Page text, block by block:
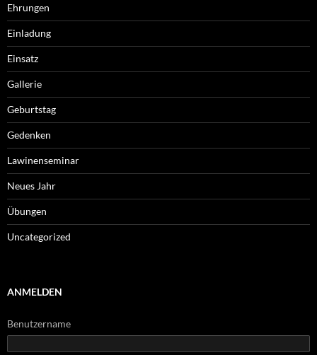
Ehrungen
Einladung
Einsatz
Gallerie
Geburtstag
Gedenken
Lawinenseminar
Neues Jahr
Übungen
Uncategorized
ANMELDEN
Benutzername